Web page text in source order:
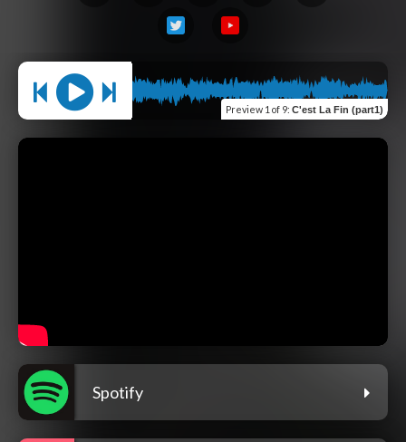
Preview 1 of 9: C'est La Fin (part1)
Spotify